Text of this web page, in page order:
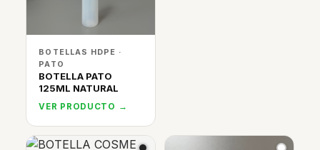
BOTELLAS HDPE ·
PATO
BOTELLA PATO
125ML NATURAL
VER PRODUCTO →